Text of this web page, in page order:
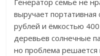
Генератор семье не
выручает
рублей и ёмкостью
деревьев солнечные
но проблема решается